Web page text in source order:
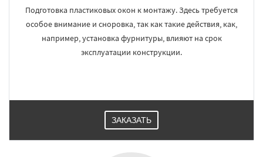
Подготовка пластиковых окон к монтажу. Здесь требуется
особое внимание и сноровка, так как такие действия, как,
например, установка фурнитуры, влияют на срок
эксплуатации конструкции.
ЗАКАЗАТЬ